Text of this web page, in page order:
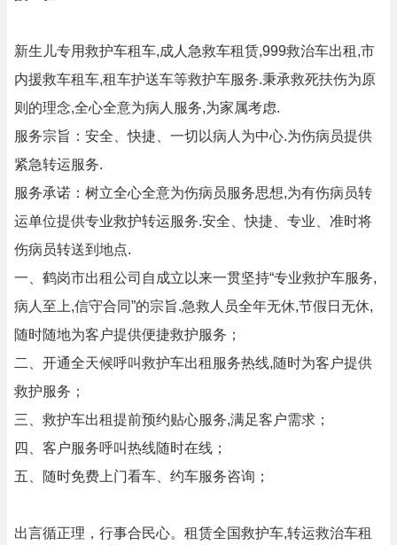
新生儿专用救护车租车,成人急救车租赁,999救治车出租,市
内援救车租车,租车护送车等救护车服务.秉承救死扶伤为原
则的理念,全心全意为病人服务,为家属考虑.
服务宗旨：安全、快捷、一切以病人为中心.为伤病员提供
紧急转运服务.
服务承诺：树立全心全意为伤病员服务思想,为有伤病员转
运单位提供专业救护转运服务.安全、快捷、专业、准时将
伤病员转送到地点.
一、鹤岗市出租公司自成立以来一贯坚持“专业救护车服务,
病人至上,信守合同”的宗旨.急救人员全年无休,节假日无休,
随时随地为客户提供便捷救护服务；
二、开通全天候呼叫救护车出租服务热线,随时为客户提供
救护服务；
三、救护车出租提前预约贴心服务,满足客户需求；
四、客户服务呼叫热线随时在线；
五、随时免费上门看车、约车服务咨询；
出言循正理，行事合民心。租赁全国救护车,转运救治车租